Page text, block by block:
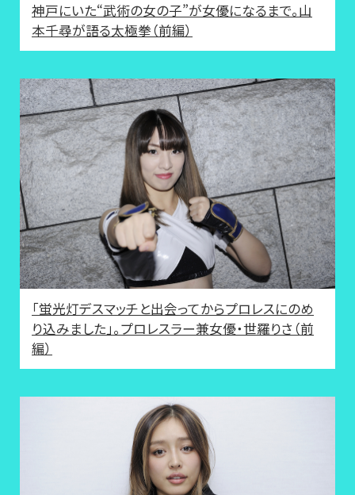
神戸にいた“武術の女の子”が女優になるまで。山
本千尋が語る太極拳（前編）
「蛍光灯デスマッチと出会ってからプロレスにのめ
り込みました」。プロレスラー兼女優・世羅りさ（前
編）